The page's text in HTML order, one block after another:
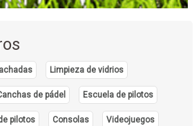
Limpieza de vidrios
de pádel Escuela de pilotos
pilotos Consolas Videojuegos